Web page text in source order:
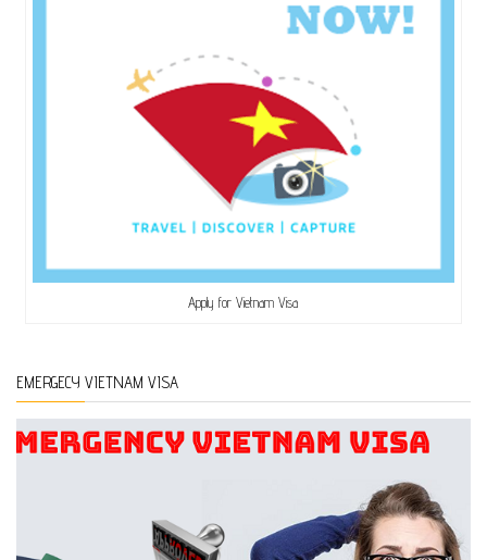
Apply for Vietnam Visa
EMERGECY VIETNAM VISA